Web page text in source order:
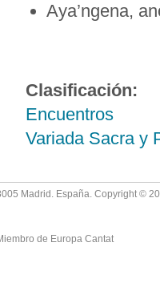
Aya’ngena,
Clasificación:
Encuentros
Variada Sacra y
Madrid. España. Copyright ©
de Europa Cantat